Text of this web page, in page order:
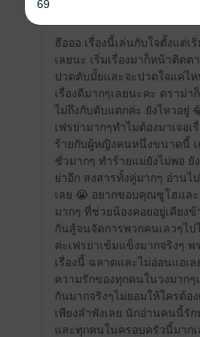
ฮือออ เรื่องนี้เล่นกับใจตั้งแต่เ
เลยนะ เริ่มเรื่องมาก็หน้าติดต
ปวดตับมั้ยและจะปวดใจแค่ไห
เรื่องดีมากๆเลยนะคะ ดราม่
ไม่ถึงกับตับแตกค่ะ ยังไหวอยู่
เฟรย่ามากๆทำไมต้องมาเจอเ
ร้ายกับผู้หญิงคนหนึ่งขนาดนี้
ชั่วมากๆ ทำร้ายแม่ยังไม่พอ ยั
ย่าอีก สงสารทั้งคู่มากๆ อ่านไ
เลย 😭 อยากขอบคุณซูโฮแล
มากๆ ที่ช่วยน้องคอยอยู่เคียง
กันสู้จนจัดการพวกคนเลวๆไป
ค่ะเฟรย่าเข้มแข็งมากจริงๆ พ
เรื่องนี้ ฉลาดและไม่อ่อนแอเล
ความรักของทุกคนในวงมากๆ
กันมากจริงๆไม่ยอมให้ใครต้อ
เพียงลำพังเลย นักอ่านคนนี้รั
และทุกคนในครอบครัวนี้มาก
69